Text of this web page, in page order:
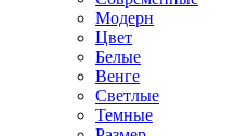
Модерн
Цвет
Белые
Венге
Светлые
Темные